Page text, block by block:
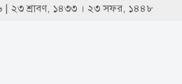
২৩ শ্রাবণ, ১৪৩৩ । ২৩ সফর, ১৪৪৮